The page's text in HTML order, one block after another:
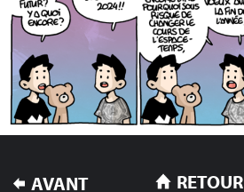
NAVIGATION
AVANT RETOUR